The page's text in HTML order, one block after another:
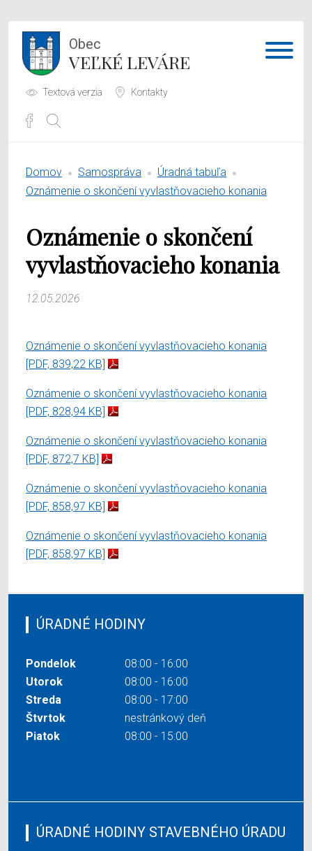
Obec
VEĽKÉ LEVÁRE
Textová verzia Kontakty
Samospráva
Domov Samospráva
Úradná tabuľa
Oznámenie o skončení vyvlastňovacieho konania
Oznámenie o skončení
vyvlastňovacieho konania
12.05.2026
Oznámenie o skončení vyvlastňovacieho konania
[PDF, 839,22 KB]
Oznámenie o skončení vyvlastňovacieho konania
[PDF, 828,94 KB]
Oznámenie o skončení vyvlastňovacieho konania
[PDF, 872,7 KB]
Oznámenie o skončení vyvlastňovacieho konania
[PDF, 858,97 KB]
Oznámenie o skončení vyvlastňovacieho konania
[PDF, 858,97 KB]
ÚRADNÉ HODINY
Pondelok
08:00 - 16:00
Utorok
08:00 - 16:00
Streda
08:00 - 17:00
Štvrtok
nestránkový deň
Piatok
08:00 - 15:00
ÚRADNÉ HODINY STAVEBNÉHO ÚRADU